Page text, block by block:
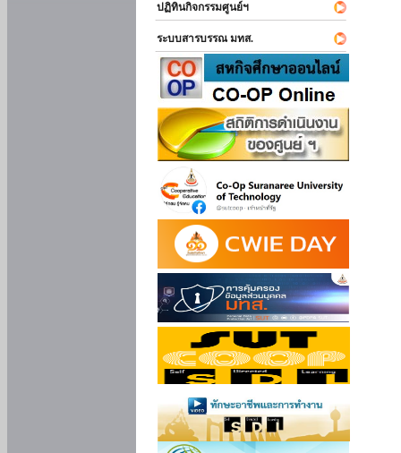
ปฏิทินกิจกรรมศูนย์ฯ
ระบบสารบรรณ มทส.